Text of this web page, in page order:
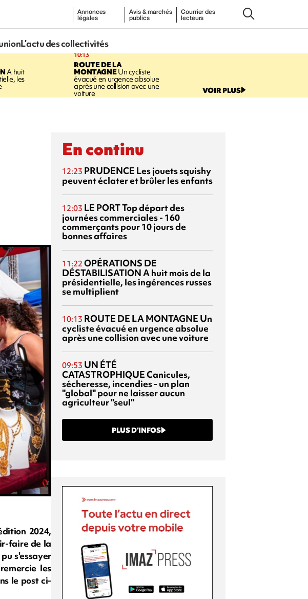
Annonces
légales
Avis & marchés
publics
Courrier des
lecteurs
L’actu des collectivités
A huit
les
10:13
ROUTE DE LA
MONTAGNEUn cycliste
évacué en urgence absolue
après une collision avec une
voiture VOIR PLUS
2024,
faire de la
s'essayer
les
le post ci-
En continu
12:23 PRUDENCE Les jouets squishy
peuvent éclater et brûler les enfants
12:03 LE PORTTop départ des
journées commerciales - 160
commerçants pour 10 jours de
bonnes affaires
11:22 OPÉRATIONS DE
DÉSTABILISATIONA huit mois de la
présidentielle, les ingérences russes
se multiplient
10:13 ROUTE DE LA MONTAGNE Un
cycliste évacué en urgence absolue
après une collision avec une voiture
09:53 UN ÉTÉ
CATASTROPHIQUECanicules,
sécheresse, incendies - un plan
"global" pour ne laisser aucun
agriculteur "seul"
PLUS D’INFOS